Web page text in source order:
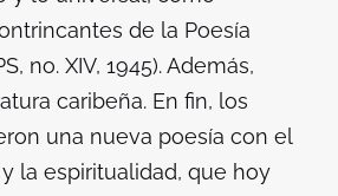
de la Poesía
no. XIV, 1945). Además,
caribeña. En fin, los
una nueva poesía con el
la espiritualidad, que hoy